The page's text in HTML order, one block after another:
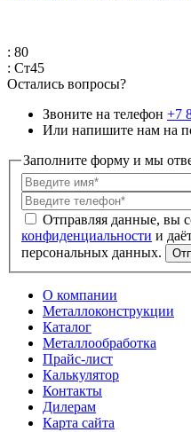
: 80
: Ст45
Остались вопросы?
Звоните на телефон +7
Или напишите нам на
Заполните форму и мы
конфиденциальности
О компании
Металлоконструкции
Каталог
Металлообработка
Прайс-лист
Калькулятор
Контакты
Дилерам
Карта сайта